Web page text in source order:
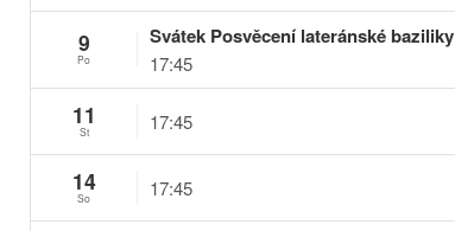
9
Po
Svátek Posvěcení lateránské baziliky
17:45
11
St 17:45
14
So 17:45